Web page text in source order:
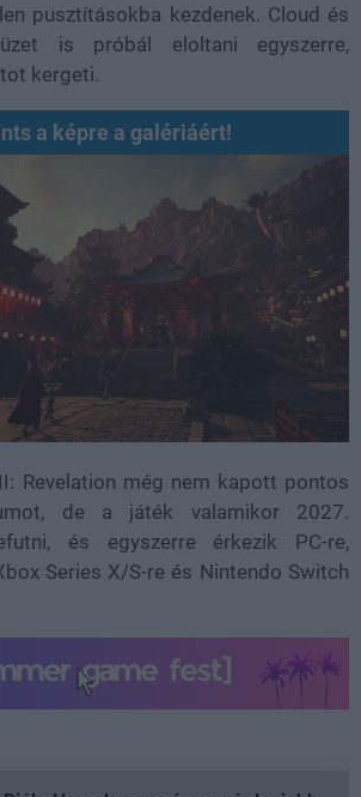
pusztításokba kezdenek. Cloud és
is próbál eloltani egyszerre,
kergeti.
a képre a galériáért!
Revelation még nem kapott pontos
de a játék valamikor 2027.
és egyszerre érkezik PC-re,
Series X/S-re és Nintendo Switch